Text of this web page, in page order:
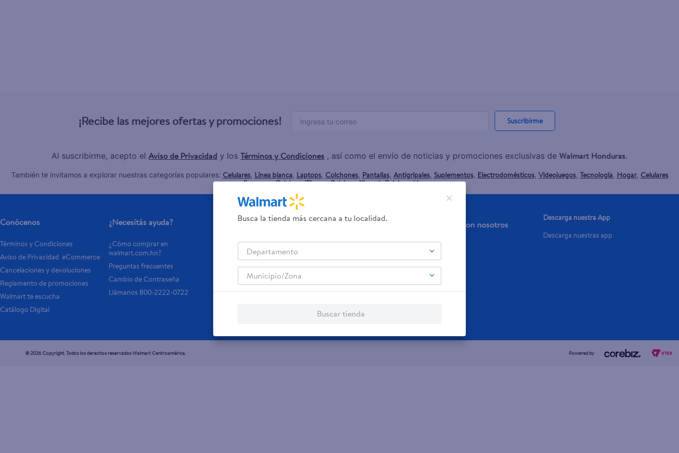
¡Recibe las mejores ofertas y promociones! Suscribirme
Al suscribirme, acepto el Aviso de Privacidad y los Términos y Condiciones , así como el envío de noticias y promociones exclusivas de Walmart Honduras.
También te invitamos a explorar nuestras categorías populares: Celulares, Línea blanca, Laptops, Colchones, Pantallas, Antigripales, Suplementos, Electrodomésticos, Videojuegos, Tecnología, Hogar, Celulares
Samsung,Celulares iPhone,Celulares Xiaomi,Celulares Honor.
Conócenos
Términos y Condiciones
Aviso de Privacidad  eCommerce
Cancelaciones y devoluciones
Reglamento de promociones
Walmart te escucha
Catálogo Digital
¿Necesitás ayuda?
¿Cómo comprar en
walmart.com.hn?
Preguntas frecuentes
Cambio de Contraseña
Llámanos 800-2222-0722
Servicios
Tarjeta de regalo
Otros servicios:
- Remesas
- Pagos de servicios
Financiamiento Trabaja con nosotros
Descarga nuestra App
Descarga nuestras app
© 2026 Copyright. Todos los derechos reservados Walmart Centroamérica. Powered by
Busca la tienda más cercana a tu localidad.
Departamento
Municipio/Zona
Buscar tienda